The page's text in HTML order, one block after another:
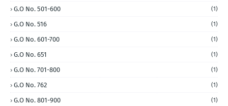
G.O No. 501-600 (1)
G.O No. 516 (1)
G.O No. 601-700 (1)
G.O No. 651 (1)
G.O No. 701-800 (1)
G.O No. 762 (1)
G.O No. 801-900 (1)